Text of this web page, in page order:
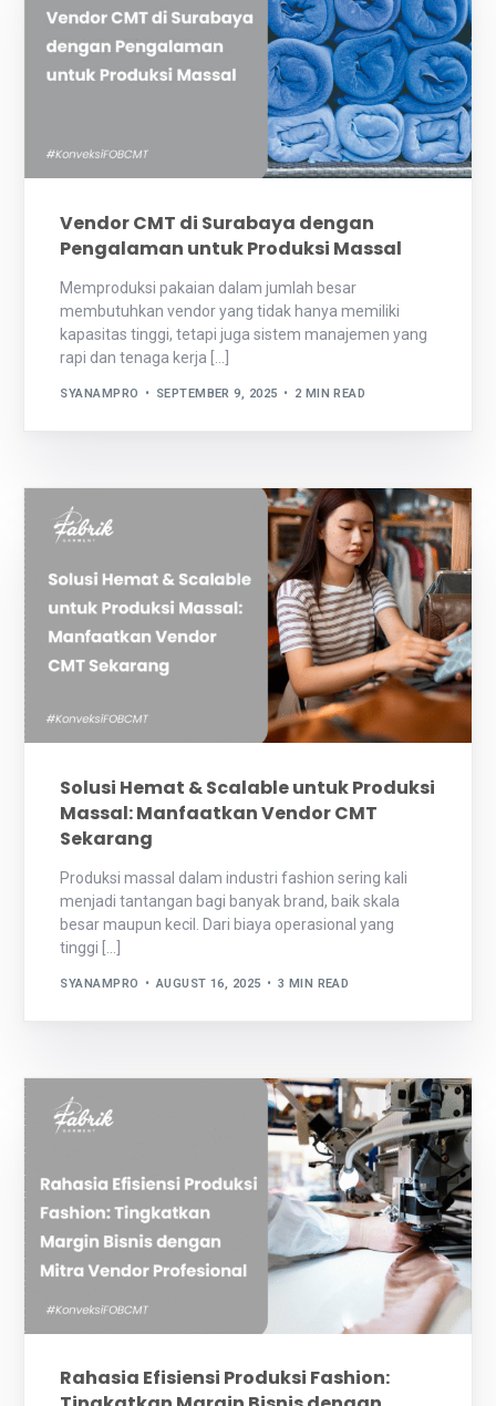
Vendor CMT di Surabaya dengan
Pengalaman untuk Produksi Massal
Memproduksi pakaian dalam jumlah besar
membutuhkan vendor yang tidak hanya memiliki
kapasitas tinggi, tetapi juga sistem manajemen yang
rapi dan tenaga kerja […]
SYANAMPRO SEPTEMBER 9, 2025 2 MIN READ
Solusi Hemat & Scalable untuk Produksi
Massal: Manfaatkan Vendor CMT
Sekarang
Produksi massal dalam industri fashion sering kali
menjadi tantangan bagi banyak brand, baik skala
besar maupun kecil. Dari biaya operasional yang
tinggi […]
SYANAMPRO AUGUST 16, 2025 3 MIN READ
Rahasia Efisiensi Produksi Fashion: